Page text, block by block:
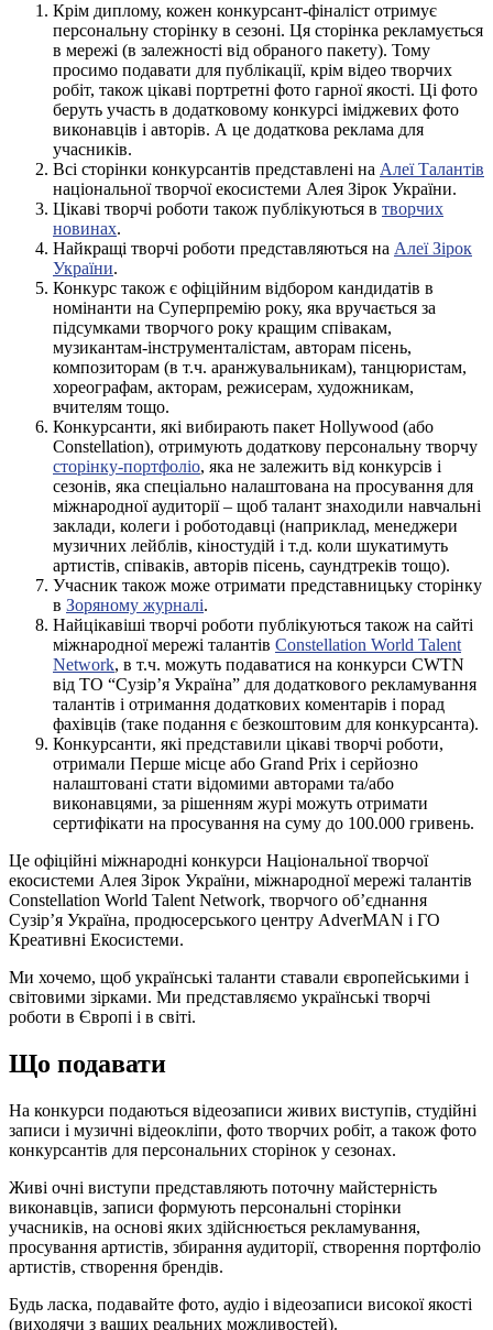
Крім диплому, кожен конкурсант-фіналіст отримує
персональну сторінку в сезоні. Ця сторінка рекламується
в мережі (в залежності від обраного пакету). Тому
просимо подавати для публікації, крім відео творчих
робіт, також цікаві портретні фото гарної якості. Ці фото
беруть участь в додатковому конкурсі іміджевих фото
виконавців і авторів. А це додаткова реклама для
учасників.
Всі сторінки конкурсантів представлені на Алеї Талантів
національної творчої екосистеми Алея Зірок України.
Цікаві творчі роботи також публікуються в творчих
новинах.
Найкращі творчі роботи представляються на Алеї Зірок
України.
Конкурс також є офіційним відбором кандидатів в
номінанти на Суперпремію року, яка вручається за
підсумками творчого року кращим співакам,
музикантам-інструменталістам, авторам пісень,
композиторам (в т.ч. аранжувальникам), танцюристам,
хореографам, акторам, режисерам, художникам,
вчителям тощо.
Конкурсанти, які вибирають пакет Hollywood (або
Constellation), отримують додаткову персональну творчу
сторінку-портфоліо, яка не залежить від конкурсів і
сезонів, яка спеціально налаштована на просування для
міжнародної аудиторії – щоб талант знаходили навчальні
заклади, колеги і роботодавці (наприклад, менеджери
музичних лейблів, кіностудій і т.д. коли шукатимуть
артистів, співаків, авторів пісень, саундтреків тощо).
Учасник також може отримати представницьку сторінку
в Зоряному журналі.
Найцікавіші творчі роботи публікуються також на сайті
міжнародної мережі талантів Constellation World Talent
Network, в т.ч. можуть подаватися на конкурси CWTN
від ТО “Сузір’я Україна” для додаткового рекламування
талантів і отримання додаткових коментарів і порад
фахівців (таке подання є безкоштовим для конкурсанта).
Конкурсанти, які представили цікаві творчі роботи,
отримали Перше місце або Grand Prix і серйозно
налаштовані стати відомими авторами та/або
виконавцями, за рішенням журі можуть отримати
сертифікати на просування на суму до 100.000 гривень.
Це офіційні міжнародні конкурси Національної творчої
екосистеми Алея Зірок України, міжнародної мережі талантів
Constellation World Talent Network, творчого об’єднання
Сузір’я Україна, продюсерського центру AdverMAN і ГО
Креативні Екосистеми.
Ми хочемо, щоб українські таланти ставали європейськими і
світовими зірками. Ми представляємо українські творчі
роботи в Європі і в світі.
Що подавати
На конкурси подаються відеозаписи живих виступів, студійні
записи і музичні відеокліпи, фото творчих робіт, а також фото
конкурсантів для персональних сторінок у сезонах.
Живі очні виступи представляють поточну майстерність
виконавців, записи формують персональні сторінки
учасників, на основі яких здійснюється рекламування,
просування артистів, збирання аудиторії, створення портфоліо
артистів, створення брендів.
Будь ласка, подавайте фото, аудіо і відеозаписи високої якості
(виходячи з ваших реальних можливостей).